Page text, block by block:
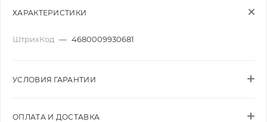
ХАРАКТЕРИСТИКИ
ШтрихКод — 4680009930681
УСЛОВИЯ ГАРАНТИИ
ОПЛАТА И ДОСТАВКА